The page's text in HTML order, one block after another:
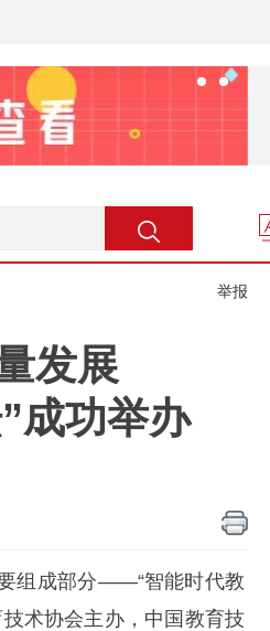
举报
发展
成功举办
组成部分——“智能时代教
术协会主办，中国教育技